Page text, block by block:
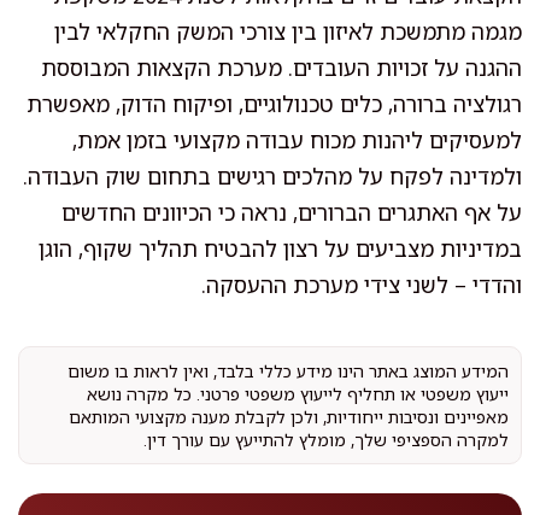
מגמה מתמשכת לאיזון בין צורכי המשק החקלאי לבין
ההגנה על זכויות העובדים. מערכת הקצאות המבוססת
רגולציה ברורה, כלים טכנולוגיים, ופיקוח הדוק, מאפשרת
למעסיקים ליהנות מכוח עבודה מקצועי בזמן אמת,
ולמדינה לפקח על מהלכים רגישים בתחום שוק העבודה.
על אף האתגרים הברורים, נראה כי הכיוונים החדשים
במדיניות מצביעים על רצון להבטיח תהליך שקוף, הוגן
והדדי – לשני צידי מערכת ההעסקה.
המידע המוצג באתר הינו מידע כללי בלבד, ואין לראות בו משום
ייעוץ משפטי או תחליף לייעוץ משפטי פרטני. כל מקרה נושא
מאפיינים ונסיבות ייחודיות, ולכן לקבלת מענה מקצועי המותאם
למקרה הספציפי שלך, מומלץ להתייעץ עם עורך דין.